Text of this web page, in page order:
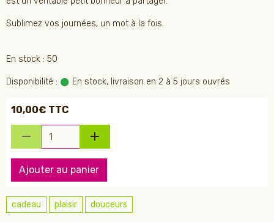
Sublimez vos journées, un mot à la fois.
En stock : 50
Disponibilité : En stock, livraison en 2 à 5 jours ouvrés
10,00€ TTC
Ajouter au panier
cadeau plaisir douceurs